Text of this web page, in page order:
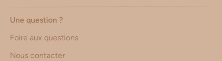
Une question ?
Foire aux questions
Nous contacter